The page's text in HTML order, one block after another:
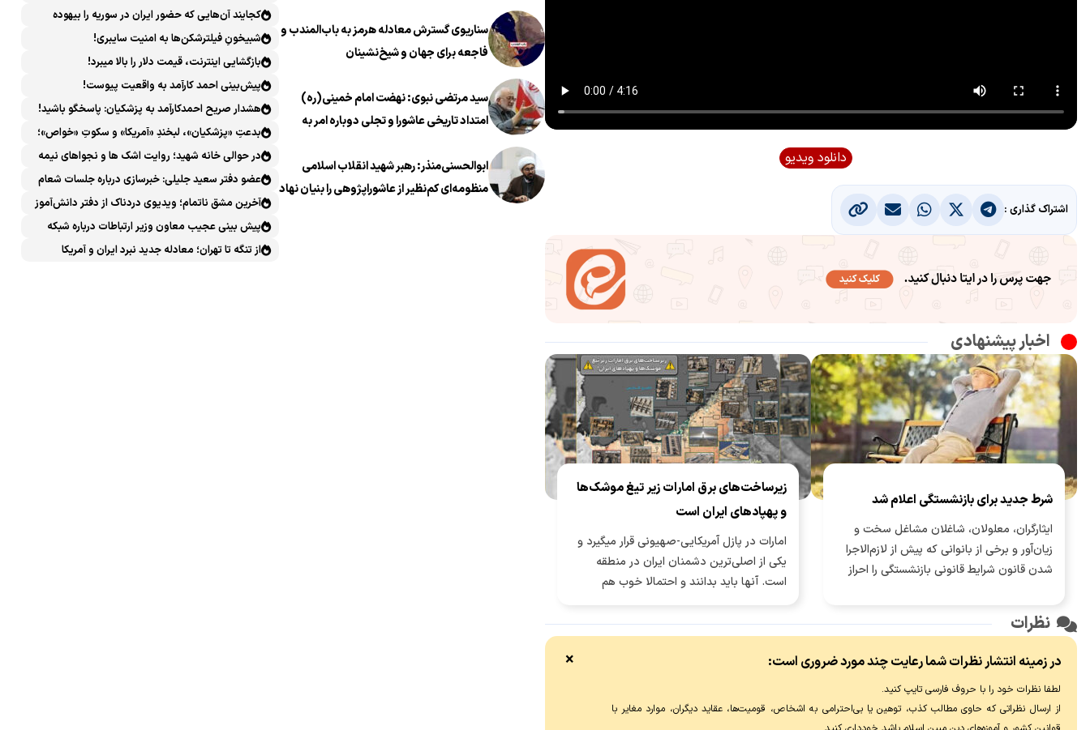
دانلود ویدیو
اشتراک گذاری :
اخبار پیشنهادی
شرط جدید برای بازنشستگی اعلام شد
ایثارگران، معلولان، شاغلان مشاغل سخت و
زیان‌آور و برخی از بانوانی که پیش از لازم‌الاجرا
شدن قانون شرایط قانونی بازنشستگی را احراز
زیرساخت‌های برق امارات زیر تیغ موشک‌ها
و پهپادهای ایران است
امارات در پازل آمریکایی-صهیونی قرار میگیرد و
یکی از اصلی‌ترین دشمنان ایران در منطقه
است. آنها باید بدانند و احتمالا خوب هم
محاسباتی و حمله به زیرساخت‌های نیروگاهی و
امارات هم به سهولت در دسترس ایران است.
نظرات
در زمینه انتشار نظرات شما رعایت چند مورد ضروری است:
لطفا نظرات خود را با حروف فارسی تایپ کنید.
از ارسال نظراتی که حاوی مطالب کذب، توهین یا بی‌احترامی به اشخاص، قومیت‌ها، عقاید دیگران، موارد مغایر با
×
سناریوی گسترش معادله هرمز به باب‌المندب و
فاجعه برای جهان و شیخ‌نشینان
سید مرتضی نبوی: نهضت امام خمینی(ره)
امتداد تاریخی عاشورا و تجلی دوباره امر به
ابوالحسنی‌منذر: رهبر شهید انقلاب اسلامی
منظومه‌ای کم‌نظیر از عاشوراپژوهی را بنیان نهاد
کجایند آن‌هایی که حضور ایران در سوریه را بیهوده
میدانستند؟
شبیخونِ فیلترشکن‌ها به امنیت سایبری!
بازگشایی اینترنت، قیمت دلار را بالا میبرد!
پیش‌بینی احمد کارآمد به واقعیت پیوست!
هشدار صریح احمدکارآمد به پزشکیان: پاسخگو باشید!
بدعتِ «پزشکیان»، لبخندِ «آمریکا» و سکوتِ «خواص»؛
سیرکِ قانون‌گریزی در روز روشن!
در حوالی خانه شهید؛ روایت اشک ها و نجواهای نیمه
شب
عضو دفتر سعید جلیلی: خبرسازی درباره جلسات شعام
خلاف امنیت ملی است
آخرین مشق ناتمام؛ ویدیوی دردناک از دفتر دانش‌آموز
شهید مینابی پربازدید شد
پیش بینی عجیب معاون وزیر ارتباطات درباره شبکه
ملی اطلاعات که محقق هم نشد!
از تنگه تا تهران؛ معادله جدید نبرد ایران و آمریکا